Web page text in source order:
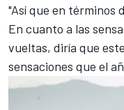
"Así que en términos
En cuanto a las
vueltas, diría que
sensaciones que el